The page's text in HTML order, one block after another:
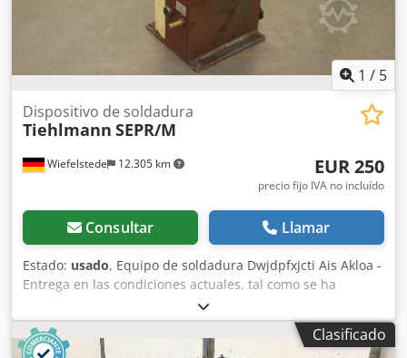
1 / 5
Wiefelstede 12.305 km
Dispositivo de soldadura
Tiehlmann SEPR/M
EUR 250
precio fijo IVA no incluído
Consultar Llamar
Estado: usado, Equipo de soldadura Dwjdpfxjcti Ais Akloa -
Entrega en las condiciones actuales, tal como se ha
inspeccionado -Neumático: sí -Dimensiones: 210/170/A370
mm -Peso: 11,3 kg
Clasificado